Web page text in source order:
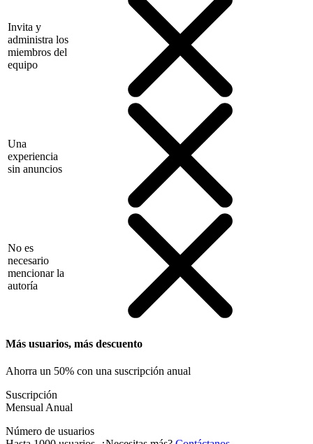
Invita y
administra los
miembros del
equipo
Una
experiencia
sin anuncios
No es
necesario
mencionar la
autoría
Más usuarios, más descuento
Ahorra un 50% con una suscripción anual
Suscripción
Mensual Anual
Número de usuarios